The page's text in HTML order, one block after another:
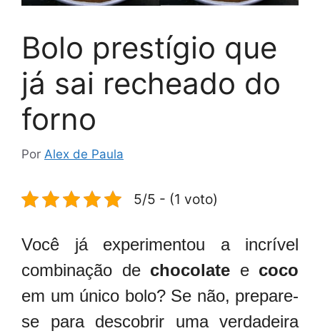
Bolo prestígio que
já sai recheado do
forno
Por Alex de Paula
5/5 - (1 voto)
Você já experimentou a incrível
combinação de chocolate e coco
em um único bolo? Se não, prepare-
se para descobrir uma verdadeira